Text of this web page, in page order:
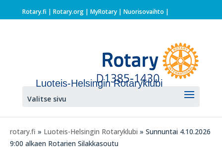
Rotary.fi | Rotary.org| MyRotary | Nuorisovaihto |
Luoteis-Helsingin Rotaryklubi
Valitse sivu
rotary.fi » Luoteis-Helsingin Rotaryklubi » Sunnuntai 4.10.2026
9:00 alkaen Rotarien Silakkasoutu